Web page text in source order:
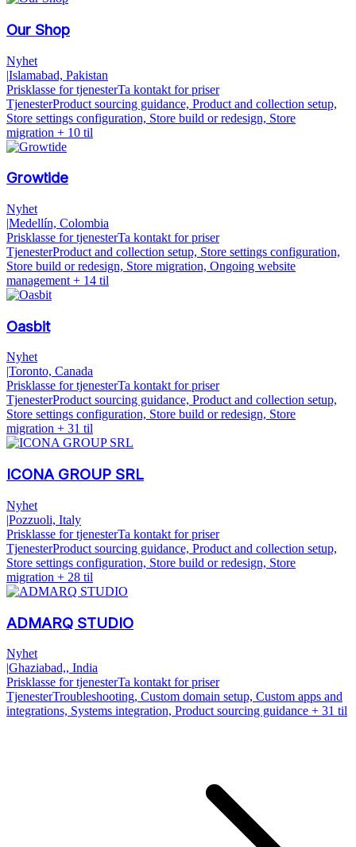
Our Shop
Nyhet
|Islamabad, Pakistan
Prisklasse for tjenesterTa kontakt for priser
TjenesterProduct sourcing guidance, Product and collection setup,
Store settings configuration, Store build or redesign, Store
migration + 10 til
Growtide
Nyhet
|Medellín, Colombia
Prisklasse for tjenesterTa kontakt for priser
TjenesterProduct and collection setup, Store settings configuration,
Store build or redesign, Store migration, Ongoing website
management + 14 til
Oasbit
Nyhet
|Toronto, Canada
Prisklasse for tjenesterTa kontakt for priser
TjenesterProduct sourcing guidance, Product and collection setup,
Store settings configuration, Store build or redesign, Store
migration + 31 til
ICONA GROUP SRL
Nyhet
|Pozzuoli, Italy
Prisklasse for tjenesterTa kontakt for priser
TjenesterProduct sourcing guidance, Product and collection setup,
Store settings configuration, Store build or redesign, Store
migration + 28 til
ADMARQ STUDIO
Nyhet
|Ghaziabad,, India
Prisklasse for tjenesterTa kontakt for priser
TjenesterTroubleshooting, Custom domain setup, Custom apps and
integrations, Systems integration, Product sourcing guidance + 31 til